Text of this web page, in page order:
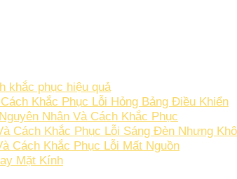
khắc phục hiệu quả
Khắc Phục Lỗi Hỏng Bảng Điều Khiển
Nhân Và Cách Khắc Phục
Cách Khắc Phục Lỗi Sáng Đèn Nhưng
Cách Khắc Phục Lỗi Mất Nguồn
Mặt Kính